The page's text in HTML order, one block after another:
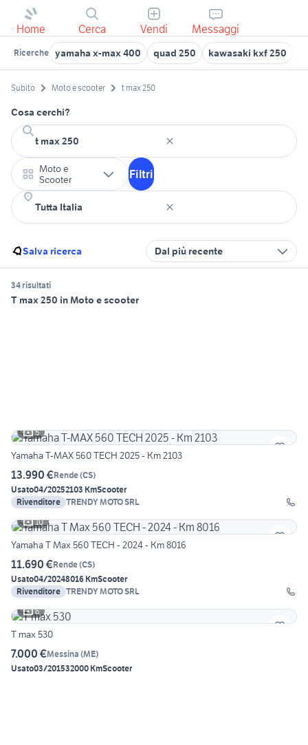
Home Cerca Vendi Messaggi
Ricerche yamaha x-max 400 quad 250 kawasaki kxf 250
Subito Moto e scooter t max 250
Cosa cerchi?
Moto e
Scooter
Filtri
Salva ricerca Dal più recente
34 risultati
T max 250 in Moto e scooter
5
Yamaha T-MAX 560 TECH 2025 - Km 2103
13.990 €Rende(CS)
Usato04/20252103 KmScooter
Rivenditore TRENDY MOTO SRL
10
Yamaha T Max 560 TECH - 2024 - Km 8016
11.690 €Rende(CS)
Usato04/20248016 KmScooter
Rivenditore TRENDY MOTO SRL
6
T max 530
7.000 €Messina (ME)
Usato03/201532000 KmScooter